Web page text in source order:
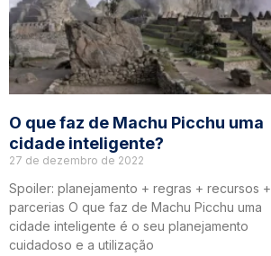
O que faz de Machu Picchu uma
cidade inteligente?
27 de dezembro de 2022
Spoiler: planejamento + regras + recursos +
parcerias O que faz de Machu Picchu uma
cidade inteligente é o seu planejamento
cuidadoso e a utilização